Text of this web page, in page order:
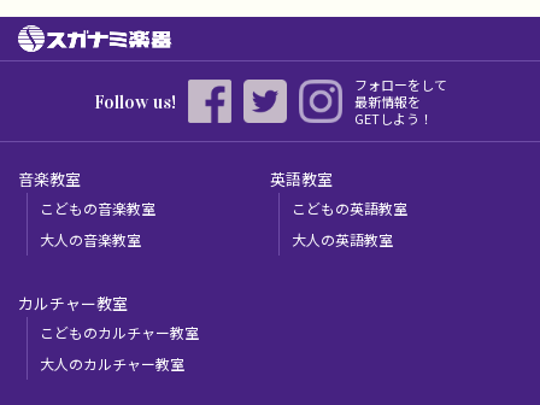
Follow us!
フォローをして
最新情報を
GETしよう！
音楽教室
こどもの音楽教室
大人の音楽教室
英語教室
こどもの英語教室
大人の英語教室
カルチャー教室
こどものカルチャー教室
大人のカルチャー教室